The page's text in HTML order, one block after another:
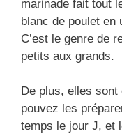
marinade fait tout
blanc de poulet en
C’est le genre de
petits aux grands.
De plus, elles sont
pouvez les
temps le jour J, et